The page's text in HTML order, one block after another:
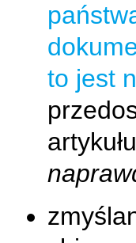
to jest
artykułu